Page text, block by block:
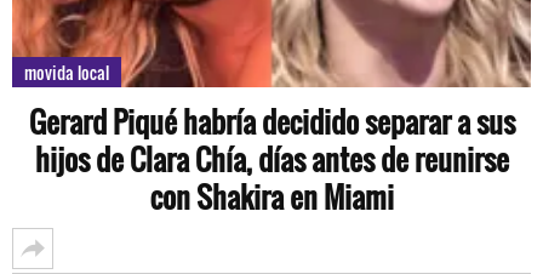
movida local
Gerard Piqué habría decidido separar a sus
hijos de Clara Chía, días antes de reunirse
con Shakira en Miami